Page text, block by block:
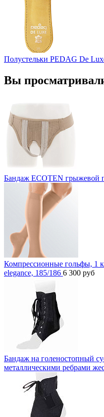
Полустельки PEDAG De
Вы
Бандаж ECOTEN грыжевой
Компрессионные гольфы, 1
elegance, 185/186 6 300 руб
Бандаж на голеностопный
металлическими ребрами